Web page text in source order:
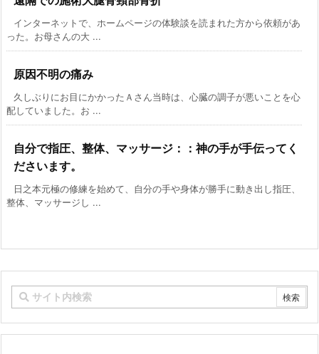
インターネットで、ホームページの体験談を読まれた方から依頼があ
った。お母さんの大 ...
原因不明の痛み
久しぶりにお目にかかったＡさん当時は、心臓の調子が悪いことを心
配していました。お ...
自分で指圧、整体、マッサージ：：神の手が手伝ってく
ださいます。
日之本元極の修練を始めて、自分の手や身体が勝手に動き出し指圧、
整体、マッサージし ...